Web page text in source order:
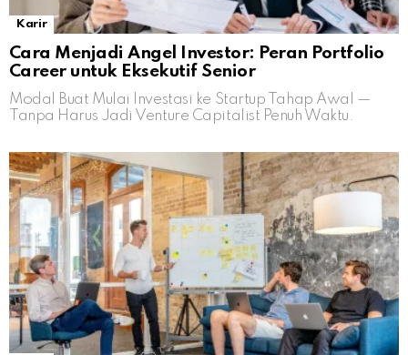
Karir
Cara Menjadi Angel Investor: Peran Portfolio
Career untuk Eksekutif Senior
Modal Buat Mulai Investasi ke Startup Tahap Awal —
Tanpa Harus Jadi Venture Capitalist Penuh Waktu.